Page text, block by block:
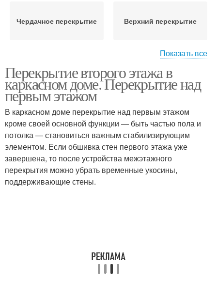
Чердачное перекрытие Верхний перекрытие
Цокольное перекрытие
перекрытие
Перекрытия в
каркасном доме
Показать все
Перекрытие второго этажа в
каркасном доме. Перекрытие над
первым этажом
В каркасном доме перекрытие над первым этажом
кроме своей основной функции — быть частью пола и
потолка — становиться важным стабилизирующим
элементом. Если обшивка стен первого этажа уже
завершена, то после устройства межэтажного
перекрытия можно убрать временные укосины,
поддерживающие стены.